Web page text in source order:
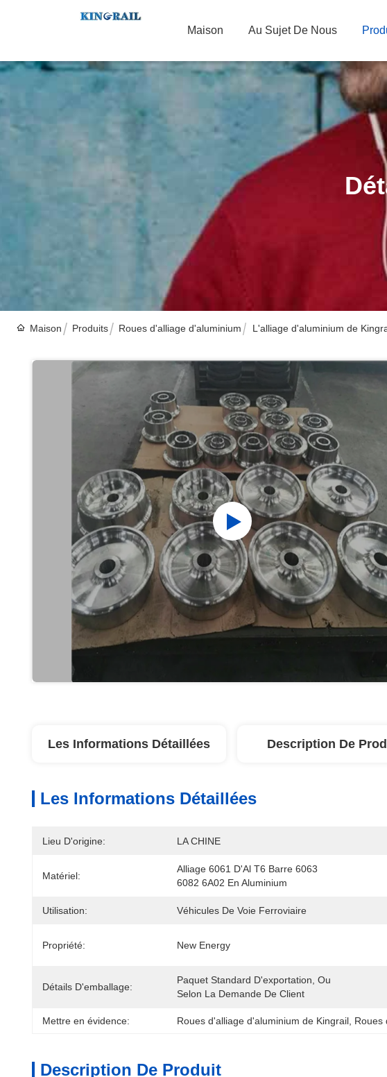
Maison Au Sujet De Nous
Maison Produits Roues d'alliage d'aluminium L'alliage d'aluminium de
Les Informations Détaillées Description De
Les Informations Détaillées
Lieu D'origine: LA CHINE
Matériel:
Alliage 6061 D'Al T6 Barre 6063
6082 6A02 En Aluminium
Utilisation: Véhicules De Voie Ferroviaire
Propriété: New Energy
Détails D'emballage:
Paquet Standard D'exportation, Ou
Selon La Demande De Client
Mettre en évidence: Roues d'alliage d'aluminium de Kingrail Roues
Description De Produit